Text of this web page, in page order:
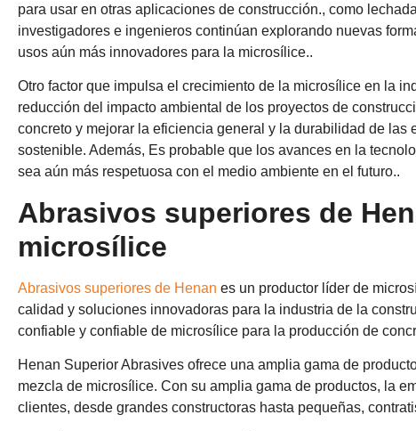
para usar en otras aplicaciones de construcción., como
investigadores e ingenieros continúan explorando nuevas
usos aún más innovadores para la microsílice..
Otro factor que impulsa el crecimiento de la microsílice en la
reducción del impacto ambiental de los proyectos de
concreto y mejorar la eficiencia general y la durabilidad de
sostenible. Además, Es probable que los avances en la
sea aún más respetuosa con el medio ambiente en el futuro..
Abrasivos superiores de
microsílice
Abrasivos superiores de Henan es un productor líder de
calidad y soluciones innovadoras para la industria de la
confiable y confiable de microsílice para la producción de
Henan Superior Abrasives ofrece una amplia gama de
mezcla de microsílice. Con su amplia gama de productos, la
clientes, desde grandes constructoras hasta pequeñas,